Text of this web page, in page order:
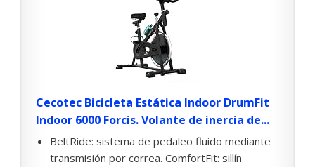
Cecotec Bicicleta Estática Indoor DrumFit
Indoor 6000 Forcis. Volante de inercia de...
BeltRide: sistema de pedaleo fluido mediante
transmisión por correa. ComfortFit: sillín